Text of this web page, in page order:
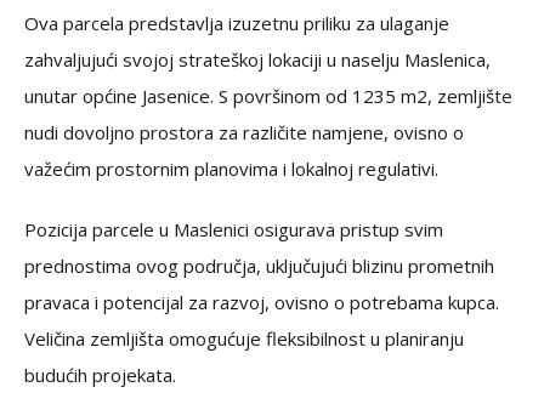
Ova parcela predstavlja izuzetnu priliku za ulaganje
zahvaljujući svojoj strateškoj lokaciji u naselju Maslenica,
unutar općine Jasenice. S površinom od 1235 m2, zemljište
nudi dovoljno prostora za različite namjene, ovisno o
važećim prostornim planovima i lokalnoj regulativi.
Pozicija parcele u Maslenici osigurava pristup svim
prednostima ovog područja, uključujući blizinu prometnih
pravaca i potencijal za razvoj, ovisno o potrebama kupca.
Veličina zemljišta omogućuje fleksibilnost u planiranju
budućih projekata.